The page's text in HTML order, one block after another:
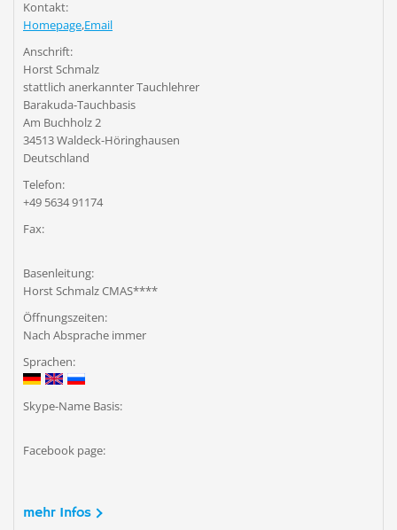
Kontakt:
Homepage,Email
Anschrift:
Horst Schmalz
stattlich anerkannter Tauchlehrer
Barakuda-Tauchbasis
Am Buchholz 2
34513 Waldeck-Höringhausen
Deutschland
Telefon:
+49 5634 91174
Fax:
Basenleitung:
Horst Schmalz CMAS****
Öffnungszeiten:
Nach Absprache immer
Sprachen:
Skype-Name Basis:
Facebook page:
mehr Infos